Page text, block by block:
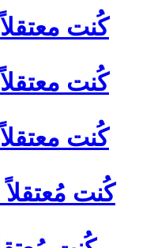
كُنت معتقلاً -
كُنت معتقلاً -
كُنت معتقلاً -
كُنت مُعتقلاً -